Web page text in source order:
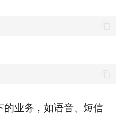
的业务，如语音、短信